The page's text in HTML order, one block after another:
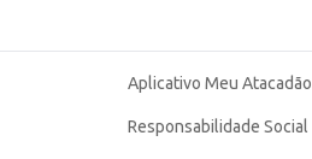
Aplicativo Meu Atacadão
Responsabilidade Social